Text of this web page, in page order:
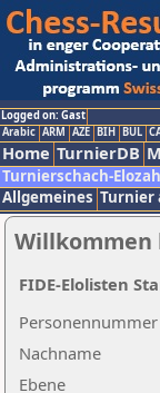
Logged on: Gast
Arabic ARM AZE BIH BUL
Home TurnierDB
Turnierschach-
Allgemeines Turnier
Willkommen
Nachname
Ebene
Personennummer
FIDE-Elolisten